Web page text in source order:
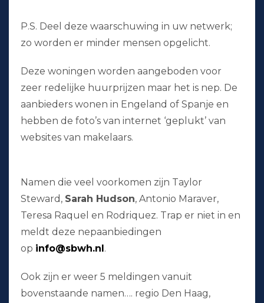
P.S. Deel deze waarschuwing in uw netwerk;
zo worden er minder mensen opgelicht.
Deze woningen worden aangeboden voor
zeer redelijke huurprijzen maar het is nep. De
aanbieders wonen in Engeland of Spanje en
hebben de foto’s van internet ‘geplukt’ van
websites van makelaars.
Namen die veel voorkomen zijn Taylor
Steward, Sarah Hudson, Antonio Maraver,
Teresa Raquel en Rodriquez. Trap er niet in en
meldt deze nepaanbiedingen
op info@sbwh.nl.
Ook zijn er weer 5 meldingen vanuit
bovenstaande namen…. regio Den Haag,